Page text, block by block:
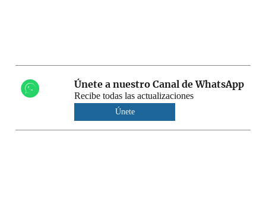
Únete a nuestro Canal de WhatsApp
Recibe todas las actualizaciones
Únete